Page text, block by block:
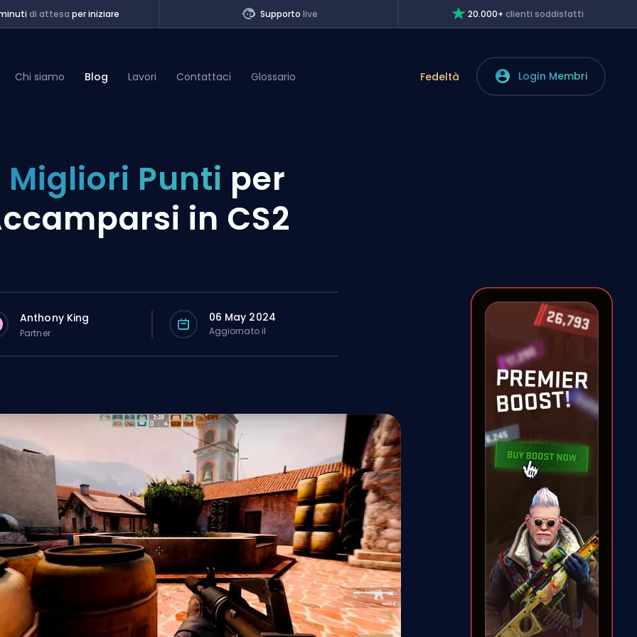
di attesa per iniziare Supporto live 20.000+clienti soddisfatti
Chi siamo Blog Lavori Contattaci Glossario Fedeltà Login Membri
Migliori Punti per
in CS2
Anthony King
Partner
06 May 2024
Aggiornato il